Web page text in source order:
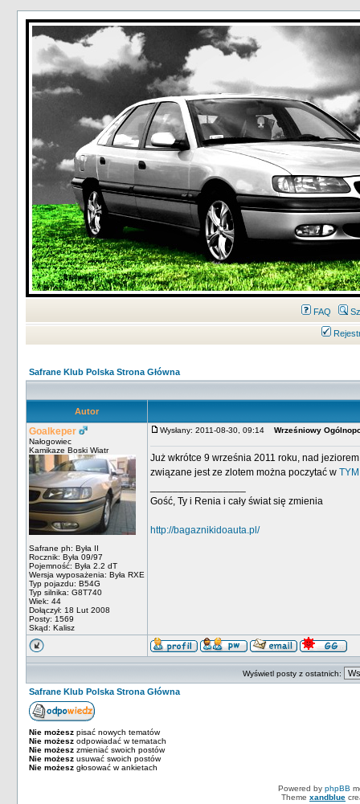
FAQ
Safrane Klub Polska Strona Główna
Autor
Goalkeper
Nałogowiec
Kamikaze Boski Wiatr
Safrane ph: Była II
Rocznik: Była 09/97
Pojemność: Była 2.2 dT
Wersja wyposażenia: Była RXE
Typ pojazdu: B54G
Typ silnika: G8T740
Wiek: 44
Dołączył: 18 Lut 2008
Posty: 1569
Skąd: Kalisz
Wysłany: 2011-08-30, 09:14 Wrześniowy
Już wkrótce 9 września 2011 roku, nad
związane jest ze zlotem można poczytać w TYM
Gość, Ty i Renia i cały świat się zmienia
http://bagaznikidoauta.pl/
Wyświetl posty z ostatnich:
Safrane Klub Polska Strona Główna
Nie możesz pisać nowych tematów
Nie możesz odpowiadać w tematach
Nie możesz zmieniać swoich postów
Nie możesz usuwać swoich postów
Nie możesz głosować w ankietach
Powered by phpBB
Theme xandblue